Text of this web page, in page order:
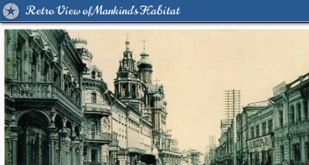
Retro View of Mankind's Habitat